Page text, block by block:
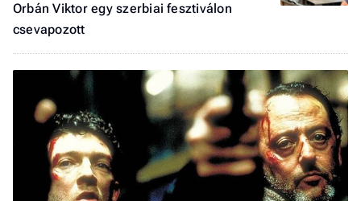
Orbán Viktor egy szerbiai fesztiválon
csevapozott